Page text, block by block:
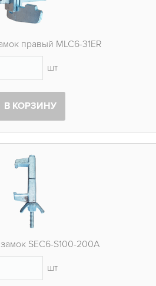
правый MLC6-31ER
шт
В КОРЗИНУ
SEC6-S100-200A
шт